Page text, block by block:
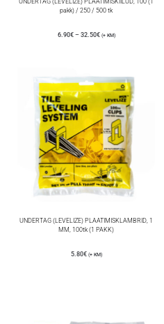
UNDERTAG (LEVELIZE) PLAATIMISKIILUD, 100 (1
pakk) / 250 / 500 tk
6.90€– 32.50€ (+ KM)
UNDERTAG (LEVELIZE) PLAATIMISKLAMBRID, 1
MM, 100tk (1 PAKK)
5.80€ (+ KM)